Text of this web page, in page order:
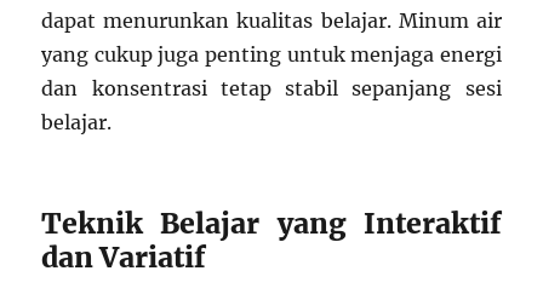
dapat menurunkan kualitas belajar. Minum air
yang cukup juga penting untuk menjaga energi
dan konsentrasi tetap stabil sepanjang sesi
belajar.
Teknik Belajar yang Interaktif
dan Variatif